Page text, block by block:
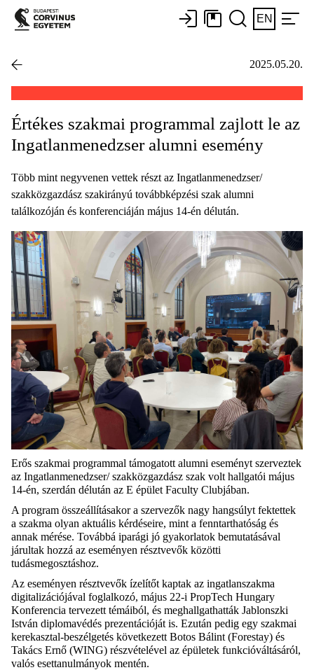
EN
2025.05.20.
Értékes szakmai programmal zajlott le az
Ingatlanmenedzser alumni esemény
Több mint negyvenen vettek részt az Ingatlanmenedzser/
szakközgazdász szakirányú továbbképzési szak alumni
találkozóján és konferenciáján május 14-én délután.
Erős szakmai programmal támogatott alumni eseményt szerveztek
az Ingatlanmenedzser/ szakközgazdász szak volt hallgatói május
14-én, szerdán délután az E épület Faculty Clubjában.
A program összeállításakor a szervezők nagy hangsúlyt fektettek
a szakma olyan aktuális kérdéseire, mint a fenntarthatóság és
annak mérése. Továbbá iparági jó gyakorlatok bemutatásával
járultak hozzá az eseményen résztvevők közötti
tudásmegosztáshoz.
Az eseményen résztvevők ízelítőt kaptak az ingatlanszakma
digitalizációjával foglalkozó, május 22-i PropTech Hungary
Konferencia tervezett témáiból, és meghallgathatták Jablonszki
István diplomavédés prezentációját is. Ezután pedig egy szakmai
kerekasztal-beszélgetés következett Botos Bálint (Forestay) és
Takács Ernő (WING) részvételével az épületek funkcióváltásáról,
valós esettanulmányok mentén.